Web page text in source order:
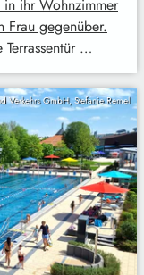
ihr Wohnzimmer
Frau gegenüber.
…
Verkehrs GmbH, Stefanie Remel